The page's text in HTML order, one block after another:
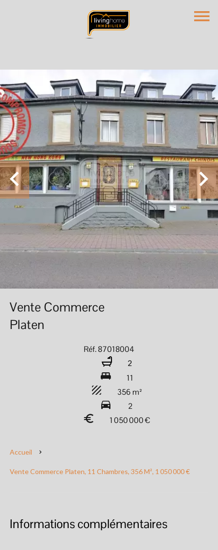
Vente Commerce
Platen
Réf. 87018004
2
11
356 m²
2
1 050 000 €
Accueil
Vente Commerce Platen, 11 Chambres, 356 M², 1 050 000 €
Informations complémentaires